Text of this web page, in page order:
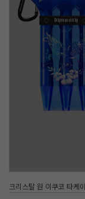
크리스탈 원 이쿠코 타케